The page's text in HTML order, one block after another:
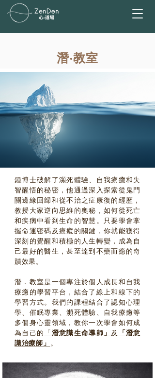
潛‧教室
鍾博士破解了瀕死體驗、自我療癒和失
智醒悟的秘密，他通過深入探索從鬼門
關邊緣回歸和從不治之症康復的經歷，
教授大家逆向思維的奧秘，如何從死亡
和疾病中看到生命的智慧。只要學會掌
握命運密碼及療癒的關鍵，你就能獲得
深刻的覺醒和積極的人生轉變，成為自
己最好的醫生，甚至達到不藥而癒的奇
蹟效果。
潛．教室是一個專注於個人成長和自我
療癒的學習平台，結合了線上和線下的
學習方式。我們的課程結合了認知心理
學、催眠專業、瀕死體驗、自我療癒等
多個身心靈領域，教你一次學會如何成
為自己的 「潛意識生命導師」 及
「潛意
識治療師」 。